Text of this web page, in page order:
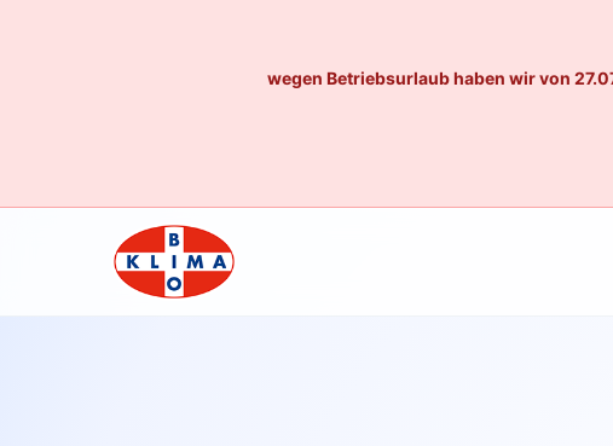
wegen Betriebsurlaub haben wir von